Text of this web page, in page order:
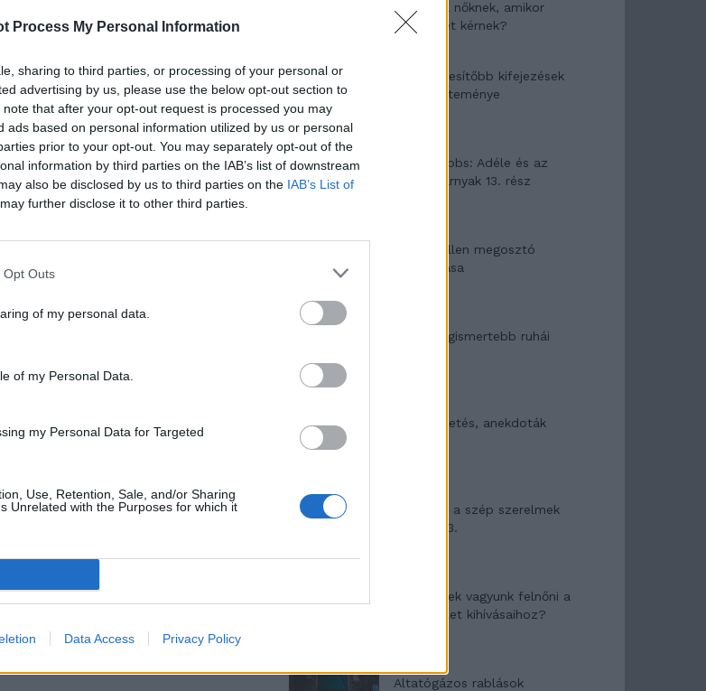
Process My Personal Information
sharing to third parties, or processing of your personal or
advertising by us, please use the below opt-out section to
that after your opt-out request is processed you may
ads based on personal information utilized by us or personal
prior to your opt-out. You may separately opt-out of the
information by third parties on the IAB’s list of downstream
also be disclosed by us to third parties on the IAB’s List of
further disclose it to other third parties.
Opt Outs
of my personal data.
of my Personal Data.
my Personal Data for Targeted
Use, Retention, Sale, and/or Sharing
Unrelated with the Purposes for which it
Data Access Privacy Policy
hiszünk a nőknek, amikor
segítséget kérnek?
A legidegesítőbb kifejezések
laza gyűjteménye
Elyna Robbs: Adéle és az
örökölt árnyak 13. rész
Woody Allen megosztó
zsenialitása
A világ legismertebb ruhái
Nyár, nevetés, anekdoták
Panna és a szép szerelmek
mítosza 3.
Képtelenek vagyunk felnőni a
felnőtt élet kihívásaihoz?
Altatógázos rablások